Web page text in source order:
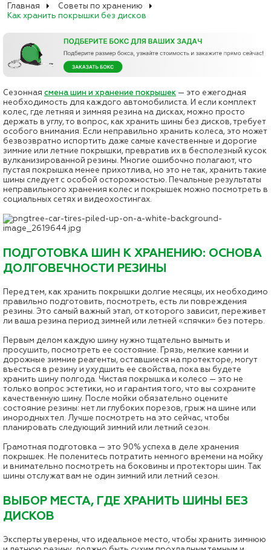
Главная
Советы по хранению
Как хранить покрышки без дисков
Сезонная смена шин и хранение покрышек — это ежегодная
необходимость для каждого автомобилиста. И если комплект
колес, где летняя и зимняя резина на дисках, можно просто
держать в углу, то вопрос, как хранить шины без дисков, требует
особого внимания. Если неправильно хранить колеса, это может
безвозвратно испортить даже самые качественные и дорогие
зимние или летние покрышки, превратив их в бесполезный кусок
вулканизированной резины. Многие ошибочно полагают, что
пустая покрышка менее прихотлива, но это не так, хранить такие
шины следует с особой осторожностью. Печальные результаты
неправильного хранения колес и покрышек можно посмотреть в
социальных сетях и видеохостингах.
ПОДГОТОВКА ШИН К ХРАНЕНИЮ: ОСНОВА
ДОЛГОВЕЧНОСТИ РЕЗИНЫ
Перед тем, как хранить покрышки долгие месяцы, их необходимо
правильно подготовить, посмотреть, есть ли повреждения
резины. Это самый важный этап, от которого зависит, переживет
ли ваша резина период зимней или летней «спячки» без потерь.
Первым делом каждую шину нужно тщательно вымыть и
просушить, посмотреть ее состояние. Грязь, мелкие камни и
дорожные зимние реагенты, оставшиеся на протекторе, могут
въесться в резину и ухудшить ее свойства, пока вы будете
хранить шину полгода. Чистая покрышка и колесо — это не
только вопрос эстетики, но и гарантия того, что вы сохраните
качественную шину. После мойки обязательно оцените
состояние резины: нет ли глубоких порезов, грыж на шине или
инородных тел. Лучше посмотреть на это сейчас, чтобы
планировать следующий зимний или летний сезон.
Грамотная подготовка — это 90% успеха в деле хранения
покрышек. Не поленитесь потратить немного времени на мойку
и внимательно посмотреть на боковины и протекторы шин. Так
шины отслужат вам не один зимний или летний сезон.
ВЫБОР МЕСТА, ГДЕ ХРАНИТЬ ШИНЫ БЕЗ
ДИСКОВ
Эксперты уверены, что идеальное место, чтобы хранить зимнюю